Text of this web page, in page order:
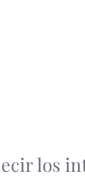
los